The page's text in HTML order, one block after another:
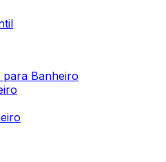
Banheiro